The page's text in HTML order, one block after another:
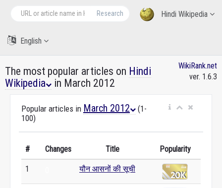
Hindi Wikipedia
Research
English
The most popular articles on Hindi
Wikipedia
in March 2012
WikiRank.net
ver. 1.6.3
Popular articles in March 2012
(1-
100)
# Changes Title Popularity
1 यौन आसनों की सूची